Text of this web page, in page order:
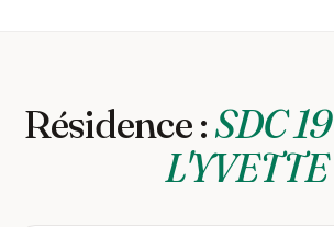
Résidence :SDC
L'YVETTE